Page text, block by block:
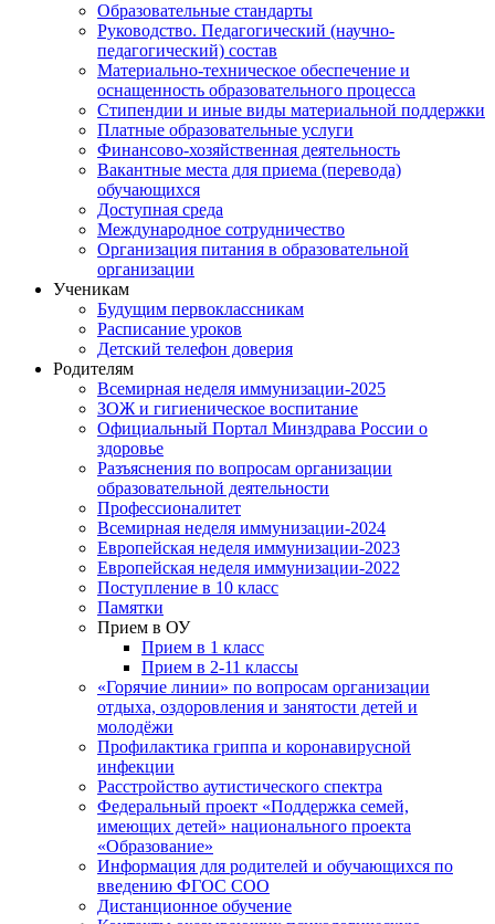
Образовательные стандарты
Руководство. Педагогический (научно-
педагогический) состав
Материально-техническое обеспечение и
оснащенность образовательного процесса
Стипендии и иные виды материальной поддержки
Платные образовательные услуги
Финансово-хозяйственная деятельность
Вакантные места для приема (перевода)
обучающихся
Доступная среда
Международное сотрудничество
Организация питания в образовательной
организации
Ученикам
Будущим первоклассникам
Расписание уроков
Детский телефон доверия
Родителям
Всемирная неделя иммунизации-2025
ЗОЖ и гигиеническое воспитание
Официальный Портал Минздрава России о
здоровье
Разъяснения по вопросам организации
образовательной деятельности
Профессионалитет
Всемирная неделя иммунизации-2024
Европейская неделя иммунизации-2023
Европейская неделя иммунизации-2022
Поступление в 10 класс
Памятки
Прием в ОУ
Прием в 1 класс
Прием в 2-11 классы
«Горячие линии» по вопросам организации
отдыха, оздоровления и занятости детей и
молодёжи
Профилактика гриппа и коронавирусной
инфекции
Расстройство аутистического спектра
Федеральный проект «Поддержка семей,
имеющих детей» национального проекта
«Образование»
Информация для родителей и обучающихся по
введению ФГОС СОО
Дистанционное обучение